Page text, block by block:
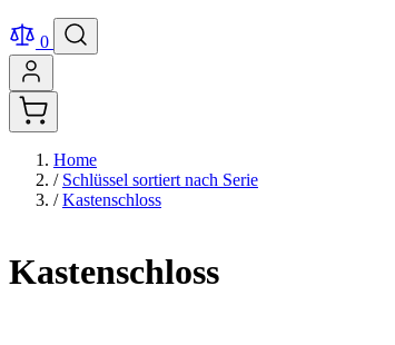
0
Home
/ Schlüssel sortiert nach Serie
/ Kastenschloss
Kastenschloss